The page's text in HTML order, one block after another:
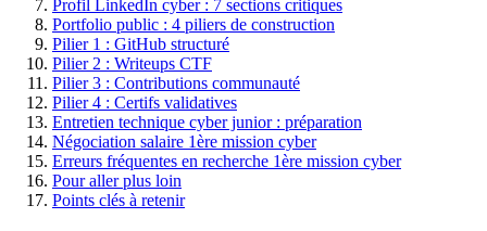
Profil LinkedIn cyber : 7 sections critiques
Portfolio public : 4 piliers de construction
Pilier 1 : GitHub structuré
Pilier 2 : Writeups CTF
Pilier 3 : Contributions communauté
Pilier 4 : Certifs validatives
Entretien technique cyber junior : préparation
Négociation salaire 1ère mission cyber
Erreurs fréquentes en recherche 1ère mission cyber
Pour aller plus loin
Points clés à retenir